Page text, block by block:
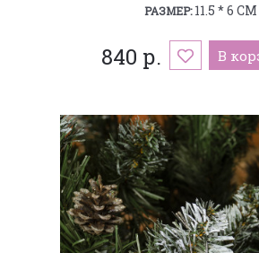
РАЗМЕР:11.5 * 6 СМ
840 р. В